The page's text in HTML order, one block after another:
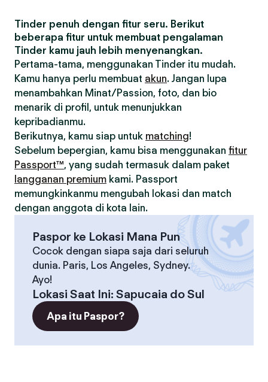
Tinder penuh dengan fitur seru. Berikut
beberapa fitur untuk membuat pengalaman
Tinder kamu jauh lebih menyenangkan.
Pertama-tama, menggunakan Tinder itu mudah.
Kamu hanya perlu membuat akun. Jangan lupa
menambahkan Minat/Passion, foto, dan bio
menarik di profil, untuk menunjukkan
kepribadianmu.
Berikutnya, kamu siap untuk matching!
Sebelum bepergian, kamu bisa menggunakan fitur
Passport™, yang sudah termasuk dalam paket
langganan premium kami. Passport
memungkinkanmu mengubah lokasi dan match
dengan anggota di kota lain.
Paspor ke Lokasi Mana Pun
Cocok dengan siapa saja dari seluruh
dunia. Paris, Los Angeles, Sydney.
Ayo!
Lokasi Saat Ini: Sapucaia do Sul
Apa itu Paspor?